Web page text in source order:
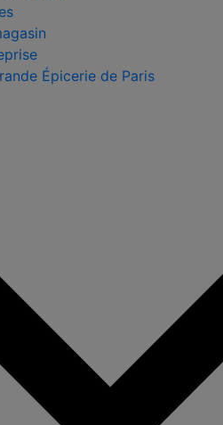
Épicerie de Paris